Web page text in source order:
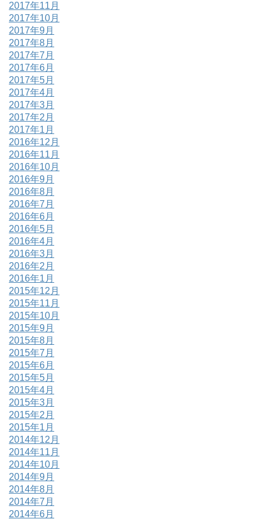
2017年11月
2017年10月
2017年9月
2017年8月
2017年7月
2017年6月
2017年5月
2017年4月
2017年3月
2017年2月
2017年1月
2016年12月
2016年11月
2016年10月
2016年9月
2016年8月
2016年7月
2016年6月
2016年5月
2016年4月
2016年3月
2016年2月
2016年1月
2015年12月
2015年11月
2015年10月
2015年9月
2015年8月
2015年7月
2015年6月
2015年5月
2015年4月
2015年3月
2015年2月
2015年1月
2014年12月
2014年11月
2014年10月
2014年9月
2014年8月
2014年7月
2014年6月